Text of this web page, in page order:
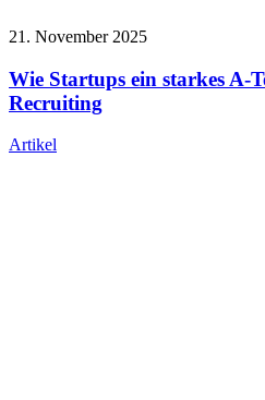
21. November 2025
Wie Startups ein starkes A-
Recruiting
Artikel